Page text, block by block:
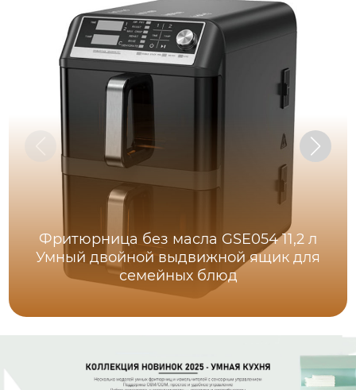
Фритюрница без масла GSE054 11,2 л
Умный двойной выдвижной ящик для
семейных блюд